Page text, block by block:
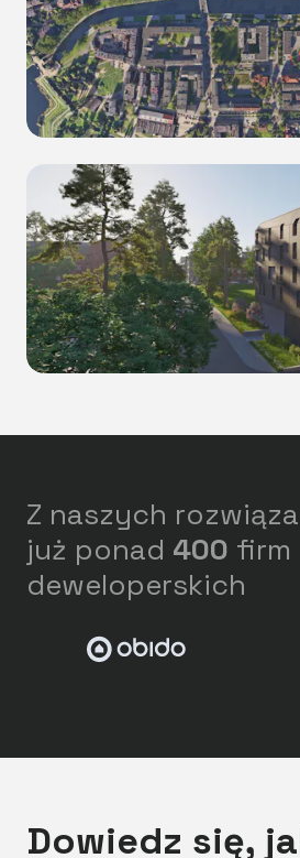
Z naszych
już ponad 400 firm
deweloperskich
Dowiedz się,